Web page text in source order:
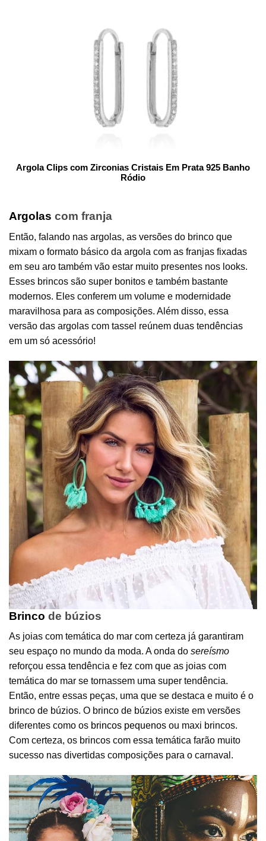
Argola Clips com Zirconias Cristais Em Prata 925 Banho
Ródio
Argolas com franja
Então, falando nas argolas, as versões do brinco que
mixam o formato básico da argola com as franjas fixadas
em seu aro também vão estar muito presentes nos looks.
Esses brincos são super bonitos e também bastante
modernos. Eles conferem um volume e modernidade
maravilhosa para as composições. Além disso, essa
versão das argolas com tassel reúnem duas tendências
em um só acessório!
Brinco de búzios
As joias com temática do mar com certeza já garantiram
seu espaço no mundo da moda. A onda do sereísmo
reforçou essa tendência e fez com que as joias com
temática do mar se tornassem uma super tendência.
Então, entre essas peças, uma que se destaca e muito é o
brinco de búzios. O brinco de búzios existe em versões
diferentes como os brincos pequenos ou maxi brincos.
Com certeza, os brincos com essa temática farão muito
sucesso nas divertidas composições para o carnaval.